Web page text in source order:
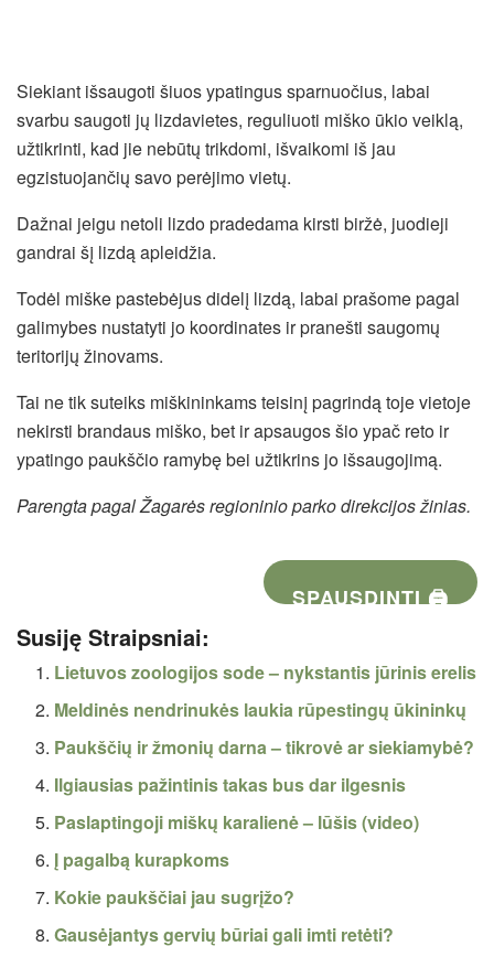
Siekiant išsaugoti šiuos ypatingus sparnuočius, labai
svarbu saugoti jų lizdavietes, reguliuoti miško ūkio veiklą,
užtikrinti, kad jie nebūtų trikdomi, išvaikomi iš jau
egzistuojančių savo perėjimo vietų.
Dažnai jeigu netoli lizdo pradedama kirsti biržė, juodieji
gandrai šį lizdą apleidžia.
Todėl miške pastebėjus didelį lizdą, labai prašome pagal
galimybes nustatyti jo koordinates ir pranešti saugomų
teritorijų žinovams.
Tai ne tik suteiks miškininkams teisinį pagrindą toje vietoje
nekirsti brandaus miško, bet ir apsaugos šio ypač reto ir
ypatingo paukščio ramybę bei užtikrins jo išsaugojimą.
Parengta pagal Žagarės regioninio parko direkcijos žinias.
SPAUSDINTI 🖨
Susiję Straipsniai:
Lietuvos zoologijos sode – nykstantis jūrinis erelis
Meldinės nendrinukės laukia rūpestingų ūkininkų
Paukščių ir žmonių darna – tikrovė ar siekiamybė?
Ilgiausias pažintinis takas bus dar ilgesnis
Paslaptingoji miškų karalienė – lūšis (video)
Į pagalbą kurapkoms
Kokie paukščiai jau sugrįžo?
Gausėjantys gervių būriai gali imti retėti?